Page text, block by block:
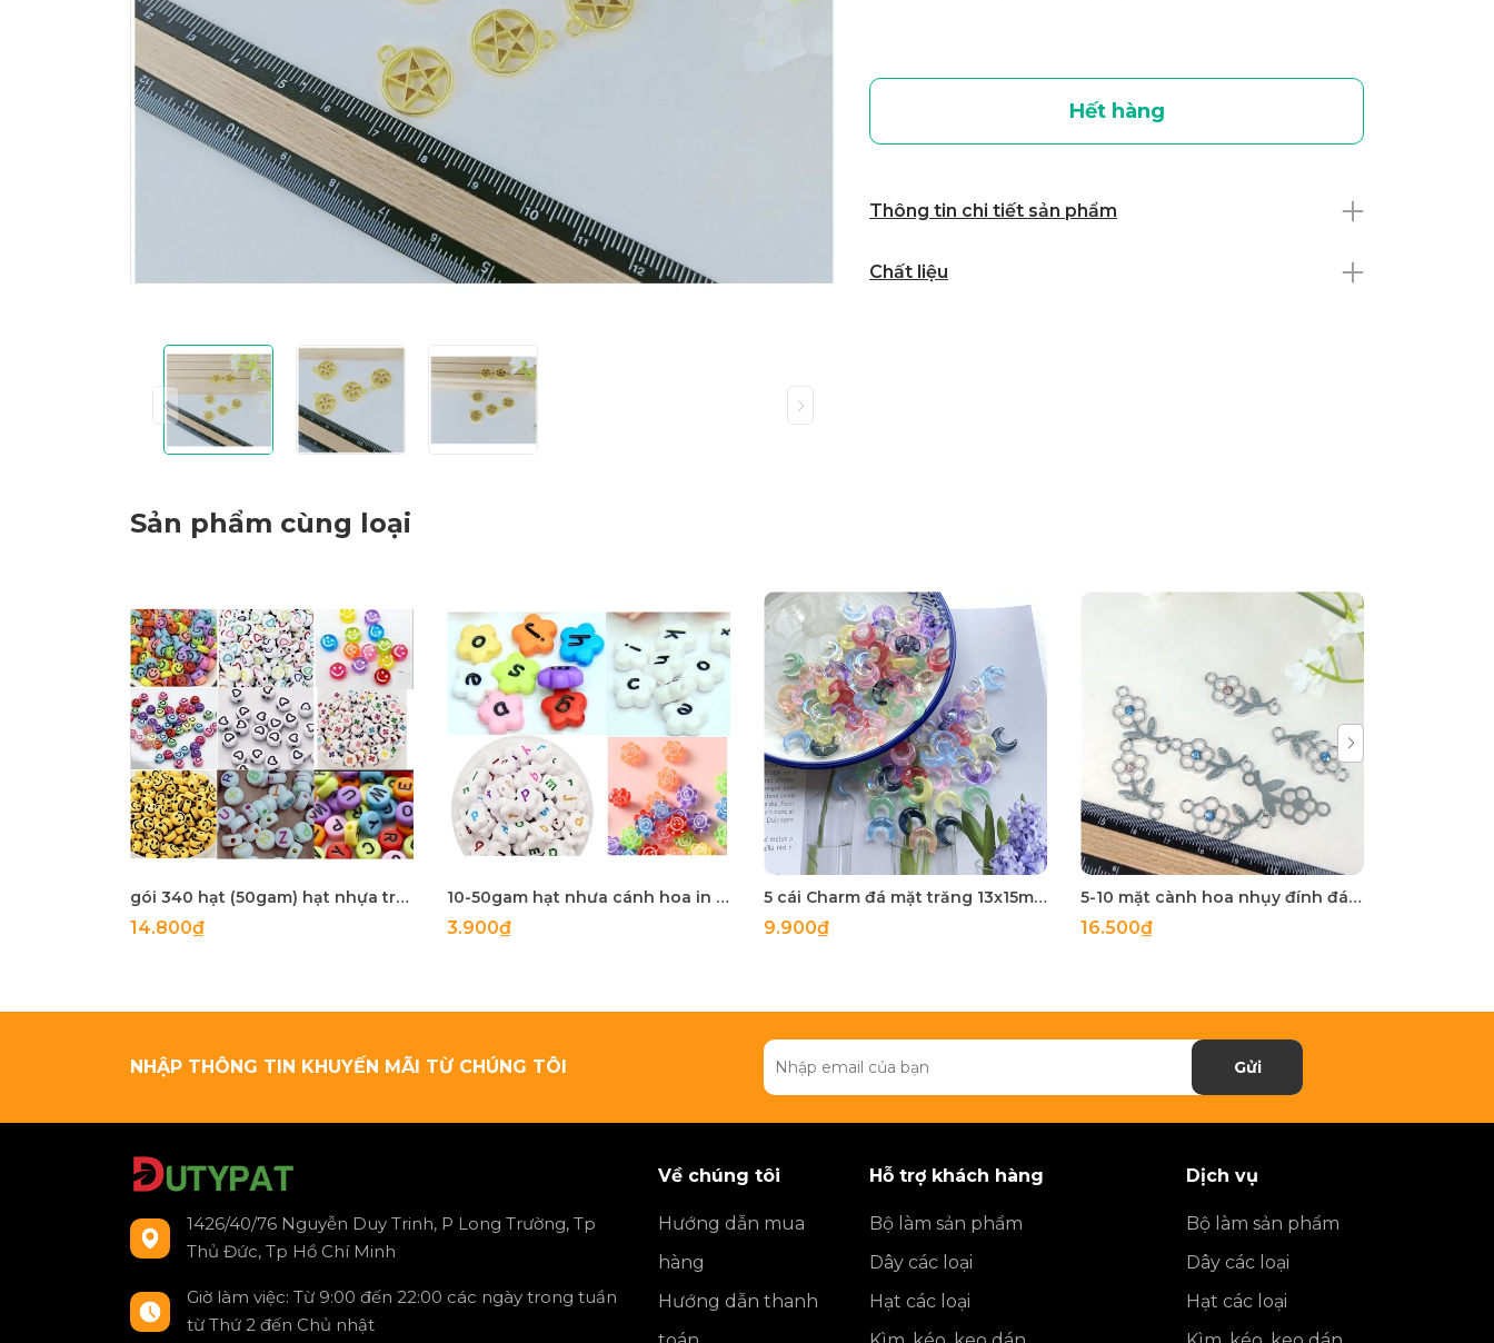
Hết hàng
Thông tin chi tiết sản phẩm
Chất liệu
Sản phẩm cùng loại
gói 340 hạt (50gam) hạt nhựa tròn 4x7mm in mặt cười, chữ, .... làm handmade, phụ kiện, trang trí tuỳ sở thích
14.800₫
10-50gam hạt nhưa cánh hoa in chữ cái , in mặt cười các kiểu size 10-12mm
3.900₫
5 cái Charm đá mặt trăng 13x15mm, charm xỏ vòng tay, vòng cổ
9.900₫
5-10 mặt cành hoa nhụy đính đá loại đẹp-MDCB001
16.500₫
NHẬP THÔNG TIN KHUYẾN MÃI TỪ CHÚNG TÔI Gửi
1426/40/76 Nguyễn Duy Trinh, P Long Trường, Tp
Thủ Đức, Tp Hồ Chí Minh
Giờ làm việc: Từ 9:00 đến 22:00 các ngày trong tuần
từ Thứ 2 đến Chủ nhật
Về chúng tôi
Hướng dẫn mua
hàng
Hướng dẫn thanh
Hỗ trợ khách hàng
Bộ làm sản phẩm
Dây các loại
Hạt các loại
Dịch vụ
Bộ làm sản phẩm
Dây các loại
Hạt các loại